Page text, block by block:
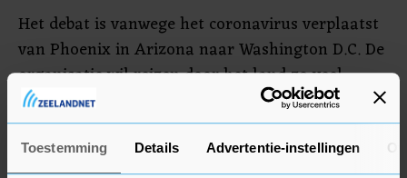
Toestemming Details Advertentie-instellingen
Het debat is vanwege het coronavirus verplaatst
van Phoenix in Arizona naar Washington D.C. De
organisatie wil reizen door het land zo veel
mogelijk beperken en koos daarom voor de
hoofdstad. Ook is er tijdens het debat geen
publiek aanwezig in het kader van de